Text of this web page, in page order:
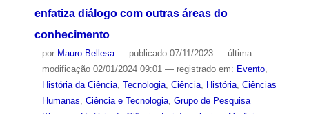
enfatiza diálogo com outras áreas do
conhecimento
por Mauro Bellesa — publicado07/11/2023 — última
modificação02/01/2024 09:01 — registrado em: Evento,
História da Ciência, Tecnologia, Ciência, História, Ciências
Humanas Ciência e Tecnologia, Grupo de Pesquisa